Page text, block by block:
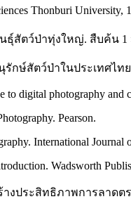
Thonburi University,
ธุ์สัตว์ป่าทุ่งใหญ่. สืบค้น 1
กษ์สัตว์ป่าในประเทศไท
digital photography and
Pearson.
International Journal
Wadsworth
ร้างประสิทธิภาพการลา